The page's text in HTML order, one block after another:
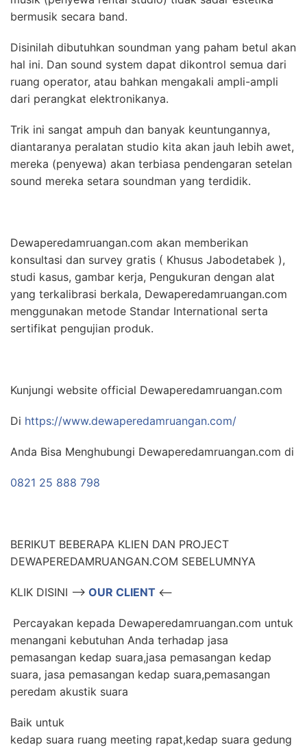
bermusik secara band.
Disinilah dibutuhkan soundman yang paham betul akan
hal ini. Dan sound system dapat dikontrol semua dari
ruang operator, atau bahkan mengakali ampli-ampli
dari perangkat elektronikanya.
Trik ini sangat ampuh dan banyak keuntungannya,
diantaranya peralatan studio kita akan jauh lebih awet,
mereka (penyewa) akan terbiasa pendengaran setelan
sound mereka setara soundman yang terdidik.
Dewaperedamruangan.com akan memberikan
konsultasi dan survey gratis ( Khusus Jabodetabek ),
studi kasus, gambar kerja, Pengukuran dengan alat
yang terkalibrasi berkala, Dewaperedamruangan.com
menggunakan metode Standar International serta
sertifikat pengujian produk.
Kunjungi website official Dewaperedamruangan.com
Di https://www.dewaperedamruangan.com/
Anda Bisa Menghubungi Dewaperedamruangan.com di
0821 25 888 798
BERIKUT BEBERAPA KLIEN DAN PROJECT
DEWAPEREDAMRUANGAN.COM SEBELUMNYA
KLIK DISINI –> OUR CLIENT <–
Percayakan kepada Dewaperedamruangan.com untuk
menangani kebutuhan Anda terhadap jasa
pemasangan kedap suara,jasa pemasangan kedap
suara, jasa pemasangan kedap suara,pemasangan
peredam akustik suara
Baik untuk
kedap suara ruang meeting rapat,kedap suara gedung